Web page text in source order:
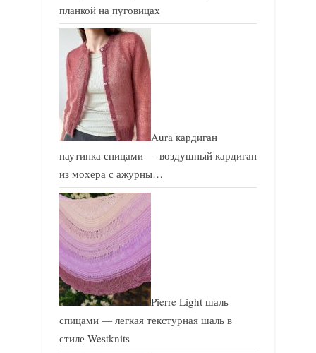
планкой на пуговицах
Aura кардиган
паутинка спицами — воздушный кардиган
из мохера с ажурны…
Pierre Light шаль
спицами — легкая текстурная шаль в
стиле Westknits